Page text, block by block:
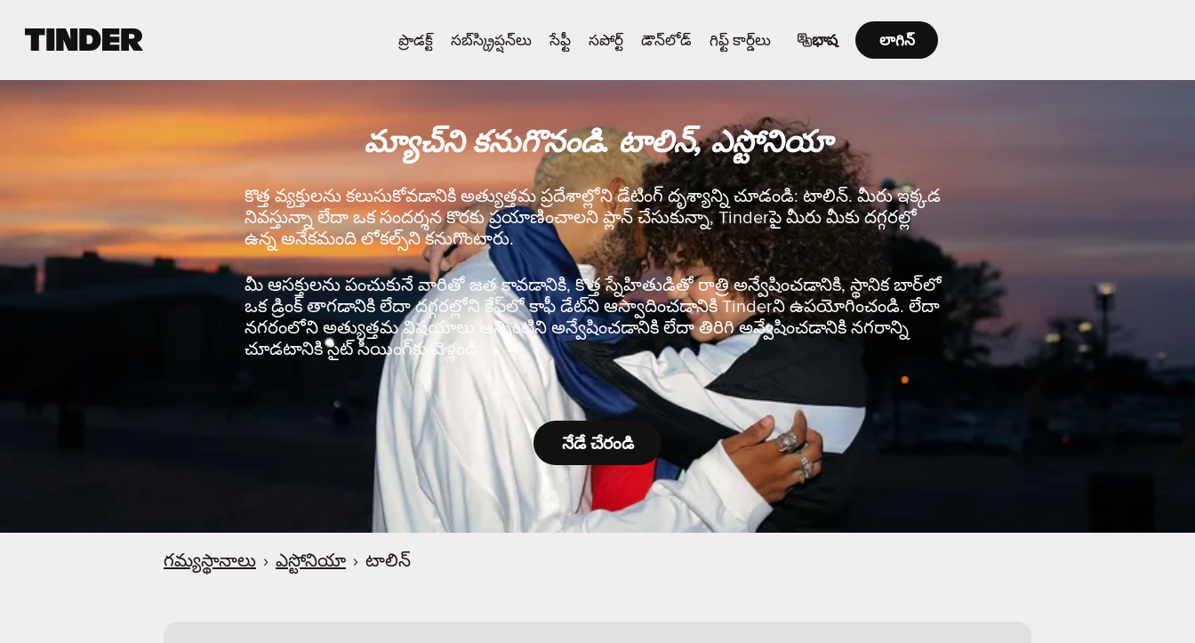
e
ప్రొడక్ట్ సబ్‌స్క్రిప్షన్‌లు సేఫ్టీ సపోర్ట్ డౌన్‌లోడ్ గిఫ్ట్ కార్డ్‌లు భాష లాగిన్
మ్యాచ్‌ని కనుగొనండి. టాలిన్, ఎస్టోనియా
కొత్త వ్యక్తులను కలుసుకోవడానికి అత్యుత్తమ ప్రదేశాల్లోని డేటింగ్ దృశ్యాన్ని చూడండి: టాలిన్. మీరు ఇక్కడ
నివస్తున్నా లేదా ఒక సందర్శన కొరకు ప్రయాణించాలని ప్లాన్ చేసుకున్నా, Tinderపై మీరు మీకు దగ్గరల్లో
ఉన్న అనేకమంది లోకల్స్‌ని కనుగొంటారు.
మీ ఆసక్తులను పంచుకునే వారితో జత కావడానికి, కొత్త స్నేహితుడితో రాత్రి అన్వేషించడానికి, స్థానిక బార్‌లో
ఒక డ్రింక్ తాగడానికి లేదా దగ్గరల్లోని కేఫ్‌లో కాఫీ డేట్‌ని ఆస్వాదించడానికి Tinderని ఉపయోగించండి. లేదా
నగరంలోని అత్యుత్తమ విషయాలు అన్నింటిని అన్వేషించడానికి లేదా తిరిగి అన్వేషించడానికి నగరాన్ని
చూడటానికి సైట్ సీయింగ్‌కు వెళ్లండి.
నేడే చేరండి
గమ్యస్థానాలు › ఎస్టోనియా › టాలిన్